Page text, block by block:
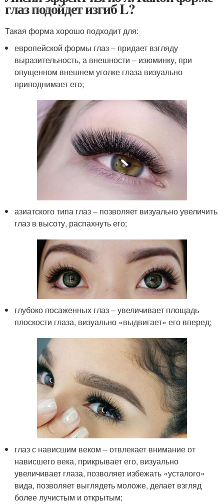
глаз подойдет изгиб L?
Такая форма хорошо подходит для:
европейской формы глаз – придает взгляду
выразительность, а внешности – изюминку, при
опущенном внешнем уголке глаза визуально
приподнимает его;
азиатского типа глаз – позволяет визуально увеличить
глаз в высоту, распахнуть его;
глубоко посаженных глаз – увеличивает площадь
плоскости глаза, визуально «выдвигает» его вперед;
глаз с нависшим веком – отвлекает внимание от
нависшего века, прикрывает его, визуально
увеличивает глаза, позволяет избежать «усталого»
вида, позволяет выглядеть моложе, делает взгляд
более лучистым и открытым;